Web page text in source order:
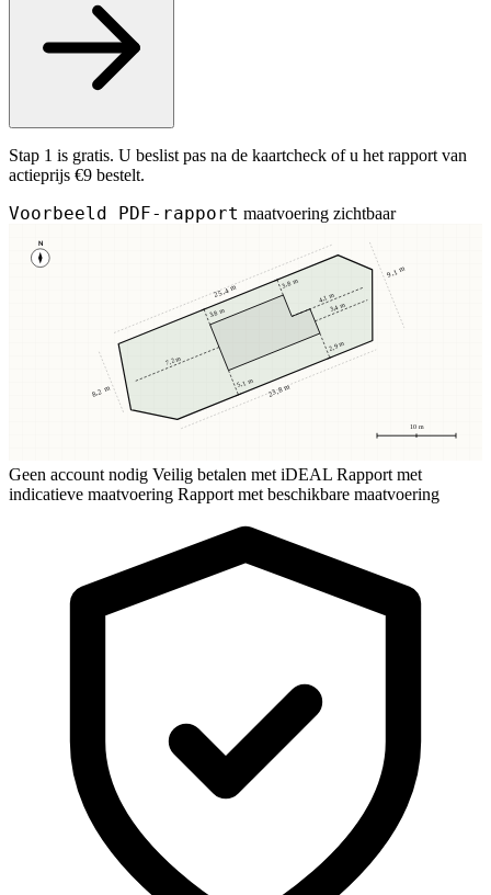
Stap 1 is gratis. U beslist pas na de kaartcheck of u het rapport van
actieprijs €9 bestelt.
Voorbeeld PDF-rapport maatvoering zichtbaar
N
10 m
3,8 m
3,8 m
5,1 m
2,9 m
7,2 m
3,4 m
4,1 m
25,4 m
23,8 m
8,2 m
9,1 m
Geen account nodig Veilig betalen met iDEAL Rapport met
indicatieve maatvoering Rapport met beschikbare maatvoering